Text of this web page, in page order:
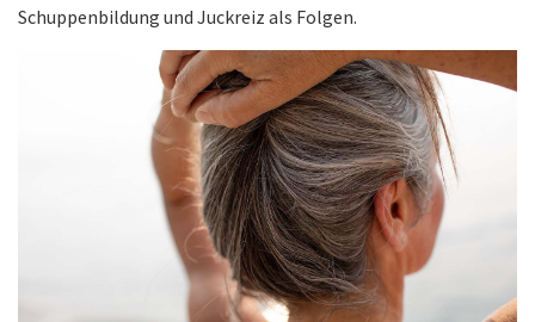
Schuppenbildung und Juckreiz als Folgen.